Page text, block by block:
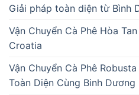
Giải pháp toàn diện từ Bình
Vận Chuyển Cà Phê Hòa
Croatia
Vận Chuyển Cà Phê
Toàn Diện Cùng Binh